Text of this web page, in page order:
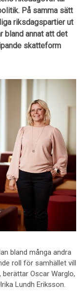
På samma sätt
riksdagspartier ut
bland annat att det
skatteform
bland många andra
roll för samhället vill
Oscar Warglo,
Lundh Eriksson.